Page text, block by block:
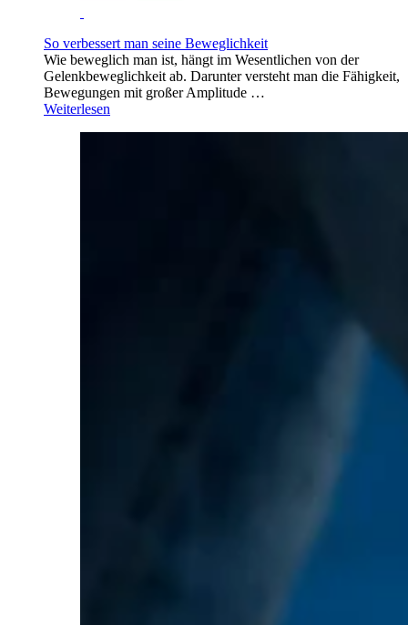
So verbessert man seine Beweglichkeit
Wie beweglich man ist, hängt im Wesentlichen von der
Gelenkbeweglichkeit ab. Darunter versteht man die Fähigkeit,
Bewegungen mit großer Amplitude …
Weiterlesen